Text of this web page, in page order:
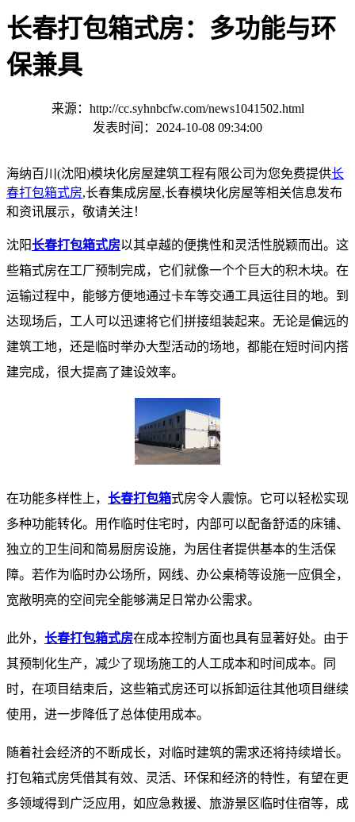
长春打包箱式房：多功能与环
保兼具
来源：http://cc.syhnbcfw.com/news1041502.html
发表时间：2024-10-08 09:34:00
海纳百川(沈阳)模块化房屋建筑工程有限公司为您免费提供长
春打包箱式房,长春集成房屋,长春模块化房屋等相关信息发布
和资讯展示，敬请关注！
沈阳长春打包箱式房以其卓越的便携性和灵活性脱颖而出。这
些箱式房在工厂预制完成，它们就像一个个巨大的积木块。在
运输过程中，能够方便地通过卡车等交通工具运往目的地。到
达现场后，工人可以迅速将它们拼接组装起来。无论是偏远的
建筑工地，还是临时举办大型活动的场地，都能在短时间内搭
建完成，很大提高了建设效率。
在功能多样性上， 长春打包箱式房令人震惊。它可以轻松实现
多种功能转化。用作临时住宅时，内部可以配备舒适的床铺、
独立的卫生间和简易厨房设施，为居住者提供基本的生活保
障。若作为临时办公场所，网线、办公桌椅等设施一应俱全，
宽敞明亮的空间完全能够满足日常办公需求。
此外， 长春打包箱式房在成本控制方面也具有显著好处。由于
其预制化生产，减少了现场施工的人工成本和时间成本。同
时，在项目结束后，这些箱式房还可以拆卸运往其他项目继续
使用，进一步降低了总体使用成本。
随着社会经济的不断成长，对临时建筑的需求还将持续增长。
打包箱式房凭借其有效、灵活、环保和经济的特性，有望在更
多领域得到广泛应用，如应急救援、旅游景区临时住宿等，成